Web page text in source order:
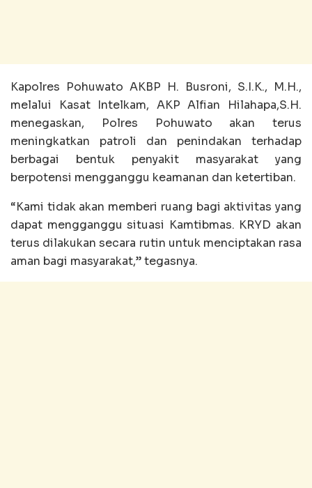
Kapolres Pohuwato AKBP H. Busroni, S.I.K., M.H.,
melalui Kasat Intelkam, AKP Alfian Hilahapa,S.H.
menegaskan, Polres Pohuwato akan terus
meningkatkan patroli dan penindakan terhadap
berbagai bentuk penyakit masyarakat yang
berpotensi mengganggu keamanan dan ketertiban.
“Kami tidak akan memberi ruang bagi aktivitas yang
dapat mengganggu situasi Kamtibmas. KRYD akan
terus dilakukan secara rutin untuk menciptakan rasa
aman bagi masyarakat,” tegasnya.